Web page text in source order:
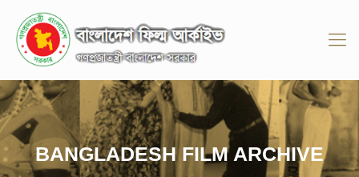
BANGLADESH FILM ARCHIVE